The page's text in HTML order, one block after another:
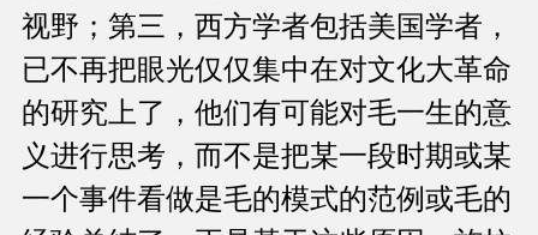
视野；第三，西方学者包括美国学者，
已不再把眼光仅仅集中在对文化大革命
的研究上了，他们有可能对毛一生的意
义进行思考，而不是把某一段时期或某
一个事件看做是毛的模式的范例或毛的